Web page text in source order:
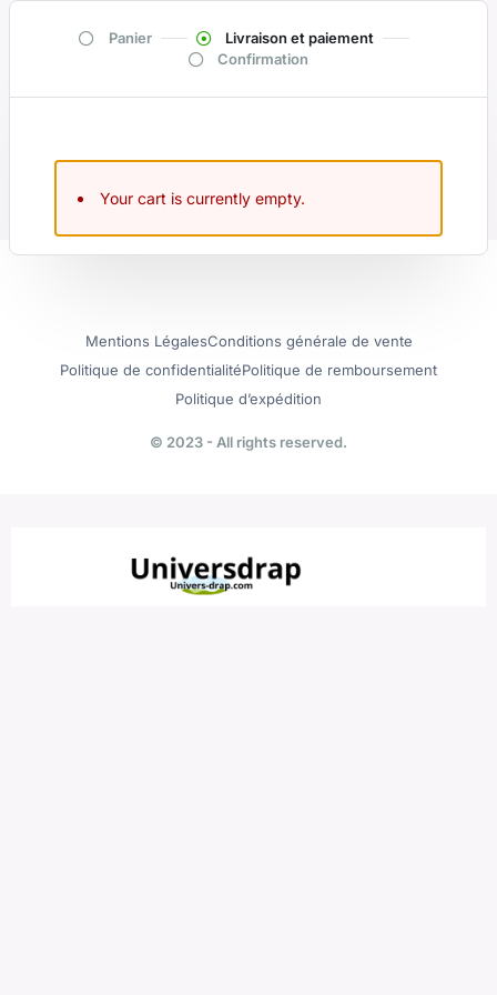
Panier
Livraison et paiement
Confirmation
Your cart is currently empty.
Mentions LégalesConditions générale de vente
Politique de confidentialitéPolitique de remboursement
Politique d’expédition
© 2023 - All rights reserved.